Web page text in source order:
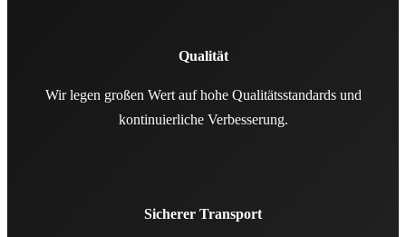
Qualität
Wir legen großen Wert auf hohe Qualitäts­standards und
kontinuierliche Verbesserung.
Sicherer Transport